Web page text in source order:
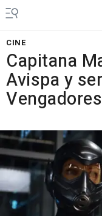
CINE
Capitana
Avispa y